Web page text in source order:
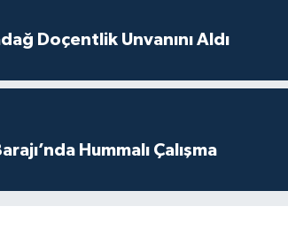
Doçentlik Unvanını Aldı
Hummalı Çalışma